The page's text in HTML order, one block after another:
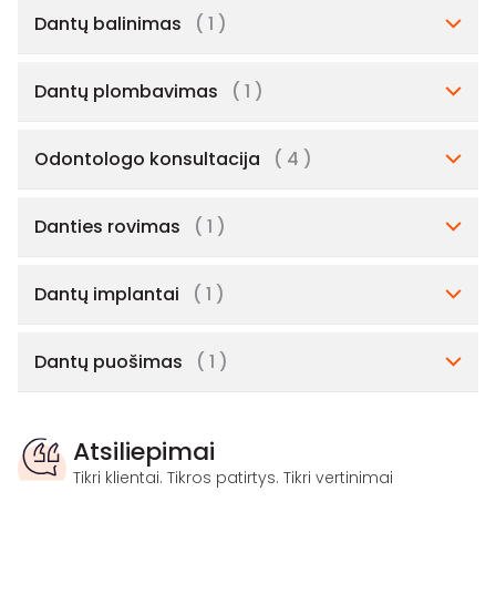
Dantų balinimas ( 1 )
Dantų plombavimas ( 1 )
Odontologo konsultacija ( 4 )
Danties rovimas ( 1 )
Dantų implantai ( 1 )
Dantų puošimas ( 1 )
Atsiliepimai
Tikri klientai. Tikros patirtys. Tikri vertinimai